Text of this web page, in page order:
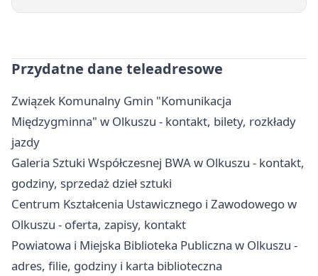
Przydatne dane teleadresowe
Związek Komunalny Gmin "Komunikacja
Międzygminna" w Olkuszu - kontakt, bilety, rozkłady
jazdy
Galeria Sztuki Współczesnej BWA w Olkuszu - kontakt,
godziny, sprzedaż dzieł sztuki
Centrum Kształcenia Ustawicznego i Zawodowego w
Olkuszu - oferta, zapisy, kontakt
Powiatowa i Miejska Biblioteka Publiczna w Olkuszu -
adres, filie, godziny i karta biblioteczna